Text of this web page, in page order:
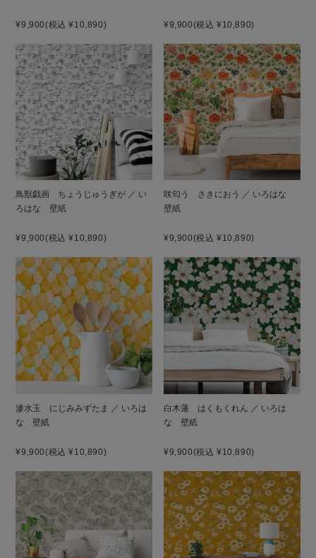
¥9,900(税込 ¥10,890) ¥9,900(税込 ¥10,890)
鳥獣戯画 ちょうじゅうぎが ／ い
ろはな 壁紙
¥9,900(税込 ¥10,890)
咲匂う さきにおう ／ いろはな
壁紙
¥9,900(税込 ¥10,890)
滲水玉 にじみみずたま ／ いろは
な 壁紙
¥9,900(税込 ¥10,890)
白木蓮 はくもくれん ／ いろは
な 壁紙
¥9,900(税込 ¥10,890)